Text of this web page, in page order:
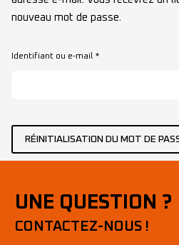
nouveau mot de passe.
Identifiant ou e-mail *
RÉINITIALISATION DU MOT DE
UNE QUESTION ?
CONTACTEZ-NOUS !